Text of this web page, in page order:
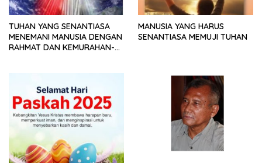
TUHAN YANG SENANTIASA
MENEMANI MANUSIA DENGAN
RAHMAT DAN KEMURAHAN-
MANUSIA YANG HARUS
SENANTIASA MEMUJI TUHAN